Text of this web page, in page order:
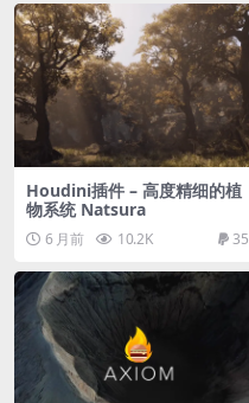
Houdini插件 – 高度精细的植
物系统 Natsura
6 月前 10.2K 35